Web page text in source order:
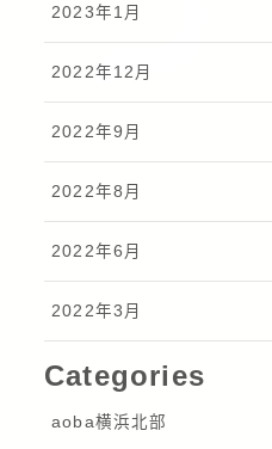
2023年1月
2022年12月
2022年9月
2022年8月
2022年6月
2022年3月
Categories
aoba横浜北部